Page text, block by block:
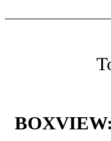
BOXVIEW: